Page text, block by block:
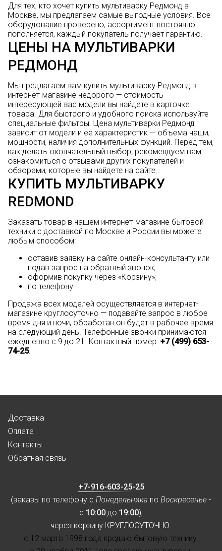
Для тех, кто хочет купить мультиварку Редмонд в
Москве, мы предлагаем самые выгодные условия. Все
оборудование проверено, ассортимент постоянно
пополняется, каждый покупатель получает гарантию.
ЦЕНЫ НА МУЛЬТИВАРКИ
РЕДМОНД
Мы предлагаем вам купить мультиварку Редмонд в
интернет-магазине недорого — стоимость
интересующей вас модели вы найдете в карточке
товара. Для быстрого и удобного поиска используйте
специальные фильтры. Цена мультиварки Редмонд
зависит от модели и ее характеристик — объема чаши,
мощности, наличия дополнительных функций. Перед тем,
как делать окончательный выбор, рекомендуем вам
ознакомиться с отзывами других покупателей и
обзорами, которые вы найдете на сайте.
КУПИТЬ МУЛЬТИВАРКУ
REDMOND
Заказать товар в нашем интернет-магазине бытовой
техники с доставкой по Москве и России вы можете
любым способом:
оставив заявку на сайте онлайн-консультанту или
подав запрос на обратный звонок;
оформив покупку через «Корзину»;
по телефону.
Продажа всех моделей осуществляется в интернет-
магазине круглосуточно — подавайте запрос в любое
время дня и ночи, обработан он будет в рабочее время
на следующий день. Телефонные звонки принимаются
ежедневно с 9 до 21. Контактный номер: +7 (499) 653-
74-25.
Доставка
Оплата
Контакты
Обратная связь
+7-916-603-25-25
(заказы по телефону с Понедельника по Воскресенье -
с 10:00 до 19:00),
через корзину КРУГЛОСУТОЧНО.
с 12 марта 1998 года продаю бытовую технику.